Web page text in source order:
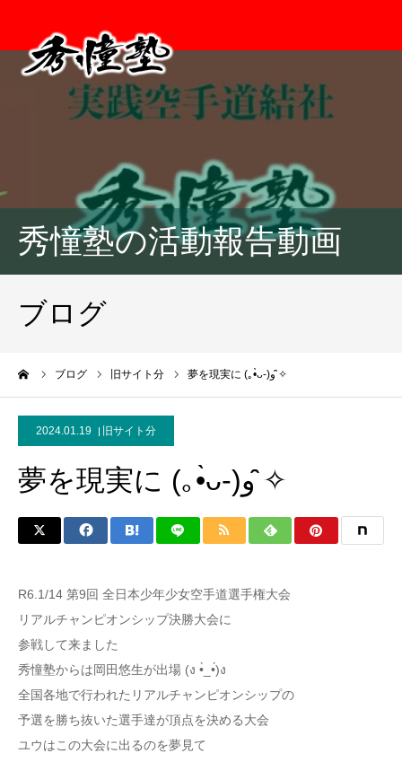
秀憧塾の活動報告動画
ブログ
ブログ 旧サイト分 夢を現実に (｡•̀ᴗ-)و ̑̑✧
2024.01.19 旧サイト分
夢を現実に (｡•̀ᴗ-)و ̑̑✧
R6.1/14 第9回 全日本少年少女空手道選手権大会
リアルチャンピオンシップ決勝大会に
参戦して来ました
秀憧塾からは岡田悠生が出場 (ง •̀_•́)ง
全国各地で行われたリアルチャンピオンシップの
予選を勝ち抜いた選手達が頂点を決める大会
ユウはこの大会に出るのを夢見て